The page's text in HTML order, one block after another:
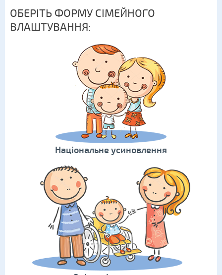
ОБЕРІТЬ ФОРМУ СІМЕЙНОГО
ВЛАШТУВАННЯ:
Національне усиновлення